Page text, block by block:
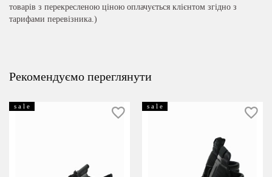
товарів з перекресленою ціною оплачується клієнтом згідно з
тарифами перевізника.)
Рекомендуємо переглянути
s a l e s a l e